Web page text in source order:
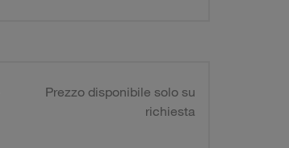
Prezzo disponibile solo su
richiesta